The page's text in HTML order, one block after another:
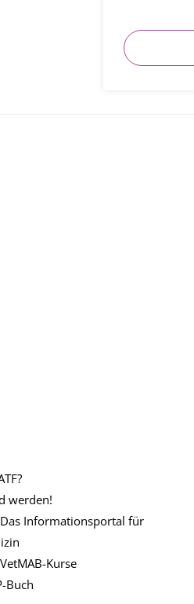
werden!
Informationsportal für
Kurse
Buch